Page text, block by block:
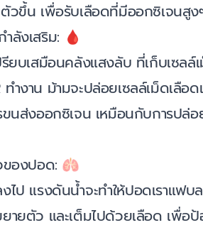
วขึ้น เพื่อรับเลือดที่มีออกซิเจนสูง
ลังเสริม: 🩸
รียบเสมือนคลังแสงลับ ที่เก็บเซล
ทำงาน ม้ามจะปล่อยเซลล์เม็ดเลือ
ขนส่งออกซิเจน เหมือนกับการป
ของปอด: 🫁
งไป แรงดันน้ำจะทำให้ปอดเราแฟ
ายตัว และเต็มไปด้วยเลือด เพื่อ